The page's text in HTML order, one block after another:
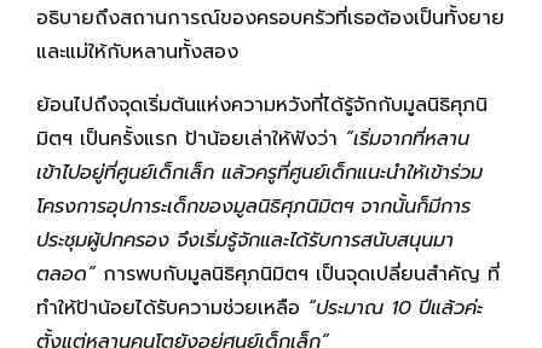
อธิบายถึงสถานการณ์ของครอบครัวที่เธอต้องเป็นทั้งยาย
และแม่ให้กับหลานทั้งสอง
ย้อนไปถึงจุดเริ่มต้นแห่งความหวังที่ได้รู้จักกับมูลนิธิศุภนิ
มิตฯ เป็นครั้งแรก ป้าน้อยเล่าให้ฟังว่า “เริ่มจากที่หลาน
เข้าไปอยู่ที่ศูนย์เด็กเล็ก แล้วครูที่ศูนย์เด็กแนะนำให้เข้าร่วม
โครงการอุปการะเด็กของมูลนิธิศุภนิมิตฯ จากนั้นก็มีการ
ประชุมผู้ปกครอง จึงเริ่มรู้จักและได้รับการสนับสนุนมา
ตลอด”การพบกับมูลนิธิศุภนิมิตฯ เป็นจุดเปลี่ยนสำคัญ ที่
ทำให้ป้าน้อยได้รับความช่วยเหลือ “ประมาณ 10 ปีแล้วค่ะ
ตั้งแต่หลานคนโตยังอยู่ศูนย์เด็กเล็ก”